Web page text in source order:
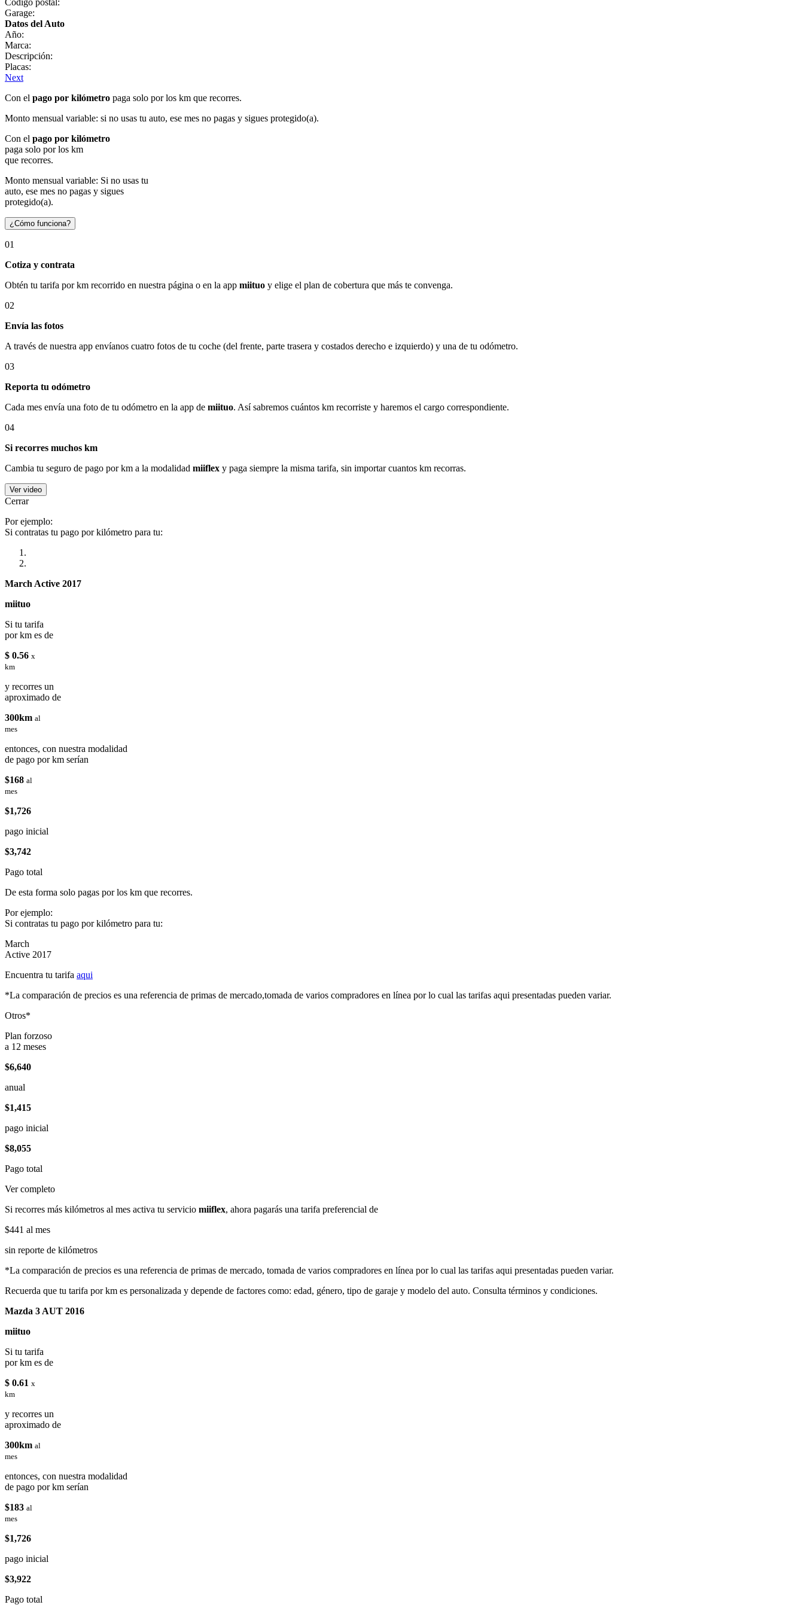
Garage:
Datos del Auto
Año:
Marca:
Descripción:
Placas:
Next
Con el pago por kilómetro paga solo por los km que recorres.
Monto mensual variable: si no usas tu auto, ese mes no pagas y sigues protegido(a).
Con el pago por kilómetro
paga solo por los km
que recorres.
Monto mensual variable: Si no usas tu
auto, ese mes no pagas y sigues
protegido(a).
¿Cómo funciona?
01
Cotiza y contrata
Obtén tu tarifa por km recorrido en nuestra página o en la app miituo y elige el plan de cobertura que más te convenga.
02
Envía las fotos
A través de nuestra app envíanos cuatro fotos de tu coche (del frente, parte trasera y costados derecho e izquierdo) y una de tu odómetro.
03
Reporta tu odómetro
Cada mes envía una foto de tu odómetro en la app de miituo. Así sabremos cuántos km recorriste y haremos el cargo correspondiente.
04
Si recorres muchos km
Cambia tu seguro de pago por km a la modalidad miiflex y paga siempre la misma tarifa, sin importar cuantos km recorras.
Ver video
Cerrar
Por ejemplo:
Si contratas tu pago por kilómetro para tu:
March Active 2017
miituo
Si tu tarifa
por km es de
$ 0.56 x
km
y recorres un
aproximado de
300km al
mes
entonces, con nuestra modalidad
de pago por km serían
$168 al
mes
$1,726
pago inicial
$3,742
Pago total
De esta forma solo pagas por los km que recorres.
Por ejemplo:
Si contratas tu pago por kilómetro para tu:
March
Active 2017
Encuentra tu tarifa aqui
*La comparación de precios es una referencia de primas de mercado,tomada de varios compradores en línea por lo cual las tarifas aqui presentadas pueden variar.
Otros*
Plan forzoso
a 12 meses
$6,640
anual
$1,415
pago inicial
$8,055
Pago total
Ver completo
Si recorres más kilómetros al mes activa tu servicio miiflex, ahora pagarás una tarifa preferencial de
$441 al mes
sin reporte de kilómetros
*La comparación de precios es una referencia de primas de mercado, tomada de varios compradores en línea por lo cual las tarifas aqui presentadas pueden variar.
Recuerda que tu tarifa por km es personalizada y depende de factores como: edad, género, tipo de garaje y modelo del auto. Consulta términos y condiciones.
Mazda 3 AUT 2016
miituo
Si tu tarifa
por km es de
$ 0.61 x
km
y recorres un
aproximado de
300km al
mes
entonces, con nuestra modalidad
de pago por km serían
$183 al
mes
$1,726
pago inicial
$3,922
Pago total